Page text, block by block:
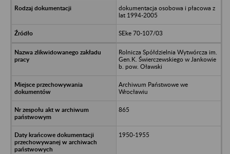
dokumentacja osobowa i płacowa z
lat 1994-2005
SEke 70-107/03
Rolnicza Spółdzielnia Wytwórcza im.
Gen.K. Świerczewskiego w Jankowie
b. pow. Oławski
Archiwum Państwowe we
Wrocławiu
865
1950-1955